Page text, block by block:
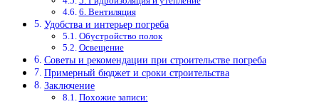
6. Вентиляция
Удобства и интерьер погреба
Обустройство полок
Освещение
Советы и рекомендации при строительстве погреба
Примерный бюджет и сроки строительства
Заключение
Похожие записи: